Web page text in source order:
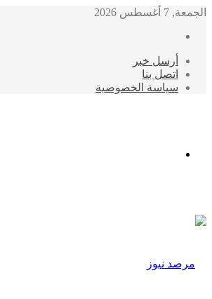
الجمعة, 7 أغسطس 2026
أرسل خبر
اتصل بنا
سياسة الخصوصية